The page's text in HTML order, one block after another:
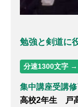
勉強と剣道に
分速1300文字
集中講座受講修
高校2年生 戸